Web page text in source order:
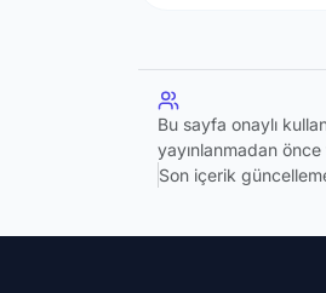
Bu sayfa onaylı
yayınlanmadan
Son içerik